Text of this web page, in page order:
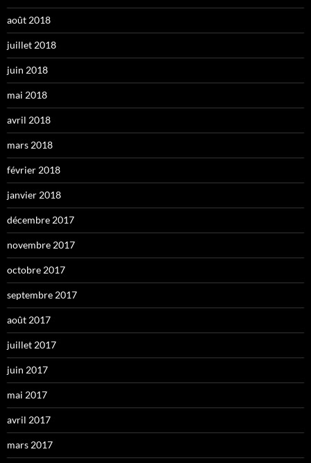
août 2018
juillet 2018
juin 2018
mai 2018
avril 2018
mars 2018
février 2018
janvier 2018
décembre 2017
novembre 2017
octobre 2017
septembre 2017
août 2017
juillet 2017
juin 2017
mai 2017
avril 2017
mars 2017